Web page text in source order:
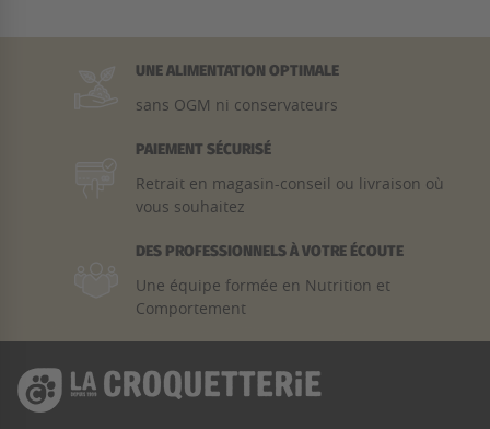
UNE ALIMENTATION OPTIMALE
sans OGM ni conservateurs
PAIEMENT SÉCURISÉ
Retrait en magasin-conseil ou livraison où
vous souhaitez
DES PROFESSIONNELS À VOTRE ÉCOUTE
Une équipe formée en Nutrition et
Comportement